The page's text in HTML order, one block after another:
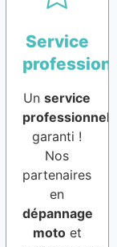
Service
Unservice
professionnel
garanti !
Nos
partenaires
en
dépannage
motoet